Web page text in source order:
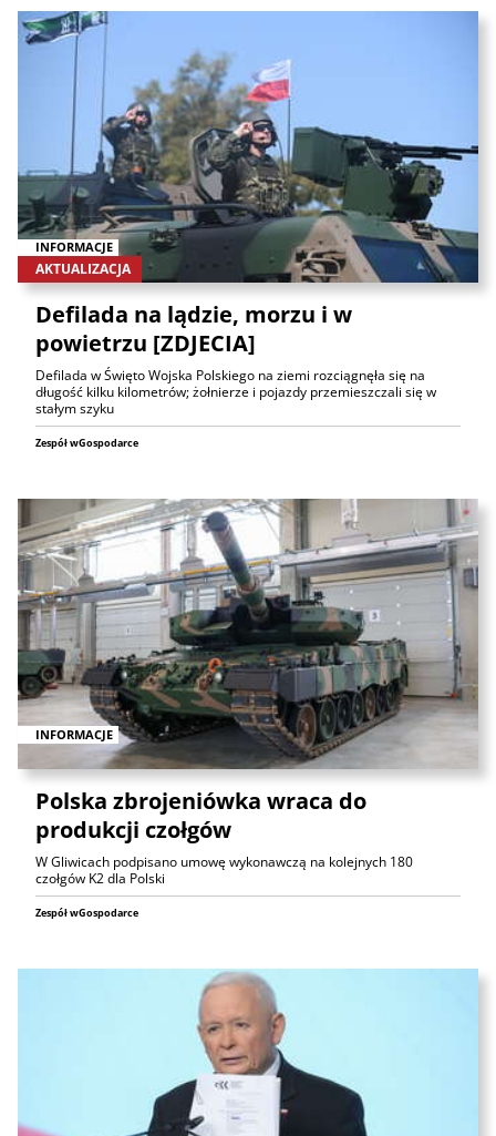
INFORMACJE
AKTUALIZACJA
Defilada na lądzie, morzu i w
powietrzu [ZDJECIA]
Defilada w Święto Wojska Polskiego na ziemi rozciągnęła się na
długość kilku kilometrów; żołnierze i pojazdy przemieszczali się w
stałym szyku
Zespół wGospodarce
INFORMACJE
Polska zbrojeniówka wraca do
produkcji czołgów
W Gliwicach podpisano umowę wykonawczą na kolejnych 180
czołgów K2 dla Polski
Zespół wGospodarce